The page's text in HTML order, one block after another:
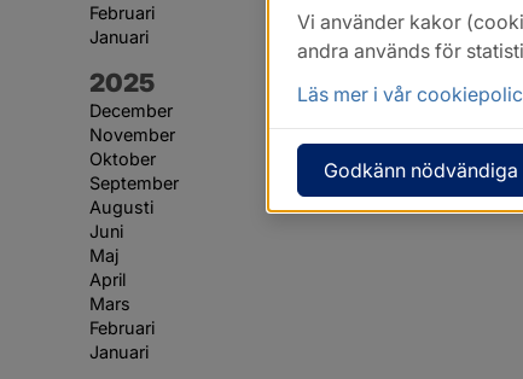
Februari
Januari
År:
2025
December
November
Oktober
September
Augusti
Juni
Maj
April
Mars
Februari
Januari
Vi använder kakor
andra används för
Läs mer i vår
Godkänn